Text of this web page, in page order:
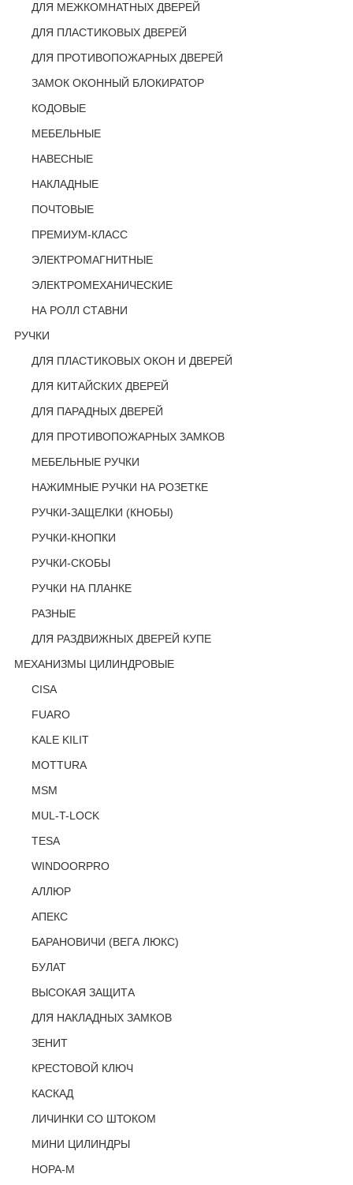
ДЛЯ МЕЖКОМНАТНЫХ ДВЕРЕЙ
ДЛЯ ПЛАСТИКОВЫХ ДВЕРЕЙ
ДЛЯ ПРОТИВОПОЖАРНЫХ ДВЕРЕЙ
ЗАМОК ОКОННЫЙ БЛОКИРАТОР
КОДОВЫЕ
МЕБЕЛЬНЫЕ
НАВЕСНЫЕ
НАКЛАДНЫЕ
ПОЧТОВЫЕ
ПРЕМИУМ-КЛАСС
ЭЛЕКТРОМАГНИТНЫЕ
ЭЛЕКТРОМЕХАНИЧЕСКИЕ
НА РОЛЛ СТАВНИ
РУЧКИ
ДЛЯ ПЛАСТИКОВЫХ ОКОН И ДВЕРЕЙ
ДЛЯ КИТАЙСКИХ ДВЕРЕЙ
ДЛЯ ПАРАДНЫХ ДВЕРЕЙ
ДЛЯ ПРОТИВОПОЖАРНЫХ ЗАМКОВ
МЕБЕЛЬНЫЕ РУЧКИ
НАЖИМНЫЕ РУЧКИ НА РОЗЕТКЕ
РУЧКИ-ЗАЩЕЛКИ (КНОБЫ)
РУЧКИ-КНОПКИ
РУЧКИ-СКОБЫ
РУЧКИ НА ПЛАНКЕ
РАЗНЫЕ
ДЛЯ РАЗДВИЖНЫХ ДВЕРЕЙ КУПЕ
МЕХАНИЗМЫ ЦИЛИНДРОВЫЕ
CISA
FUARO
KALE KILIT
MOTTURA
MSM
MUL-T-LOCK
TESA
WINDOORPRO
АЛЛЮР
АПЕКС
БАРАНОВИЧИ (ВЕГА ЛЮКС)
БУЛАТ
ВЫСОКАЯ ЗАЩИТА
ДЛЯ НАКЛАДНЫХ ЗАМКОВ
ЗЕНИТ
КРЕСТОВОЙ КЛЮЧ
КАСКАД
ЛИЧИНКИ СО ШТОКОМ
МИНИ ЦИЛИНДРЫ
НОРА-М